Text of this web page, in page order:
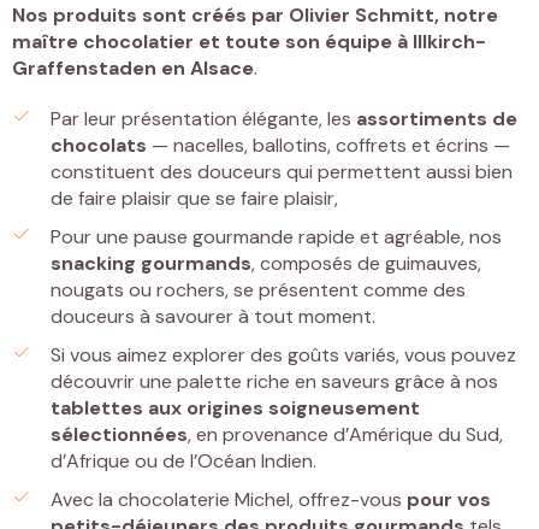
Nos produits sont créés par Olivier Schmitt, notre
maître chocolatier et toute son équipe à Illkirch-
Graffenstaden en Alsace.
Par leur présentation élégante, les assortiments de
chocolats — nacelles, ballotins, coffrets et écrins —
constituent des douceurs qui permettent aussi bien
de faire plaisir que se faire plaisir,
Pour une pause gourmande rapide et agréable, nos
snacking gourmands, composés de guimauves,
nougats ou rochers, se présentent comme des
douceurs à savourer à tout moment.
Si vous aimez explorer des goûts variés, vous pouvez
découvrir une palette riche en saveurs grâce à nos
tablettes aux origines soigneusement
sélectionnées, en provenance d’Amérique du Sud,
d’Afrique ou de l’Océan Indien.
Avec la chocolaterie Michel, offrez-vous pour vos